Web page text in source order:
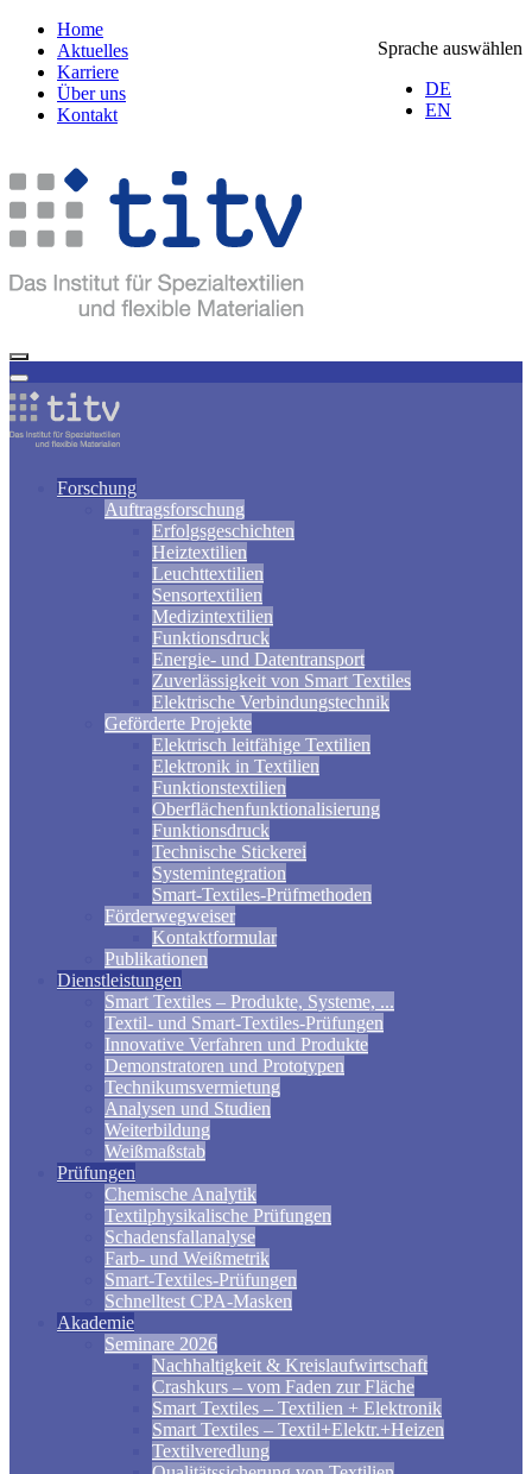
Sprache auswählen
DE
EN
Home
Aktuelles
Karriere
Über uns
Kontakt
Forschung
Auftragsforschung
Erfolgsgeschichten
Heiztextilien
Leuchttextilien
Sensortextilien
Medizintextilien
Funktionsdruck
Energie- und Datentransport
Zuverlässigkeit von Smart Textiles
Elektrische Verbindungstechnik
Geförderte Projekte
Elektrisch leitfähige Textilien
Elektronik in Textilien
Funktionstextilien
Oberflächenfunktionalisierung
Funktionsdruck
Technische Stickerei
Systemintegration
Smart-Textiles-Prüfmethoden
Förderwegweiser
Kontaktformular
Publikationen
Dienstleistungen
Smart Textiles – Produkte, Systeme, ...
Textil- und Smart-Textiles-Prüfungen
Innovative Verfahren und Produkte
Demonstratoren und Prototypen
Technikumsvermietung
Analysen und Studien
Weiterbildung
Weißmaßstab
Prüfungen
Chemische Analytik
Textilphysikalische Prüfungen
Schadensfallanalyse
Farb- und Weißmetrik
Smart-Textiles-Prüfungen
Schnelltest CPA-Masken
Akademie
Seminare 2026
Nachhaltigkeit & Kreislaufwirtschaft
Crashkurs – vom Faden zur Fläche
Smart Textiles – Textilien + Elektronik
Smart Textiles – Textil+Elektr.+Heizen
Textilveredlung